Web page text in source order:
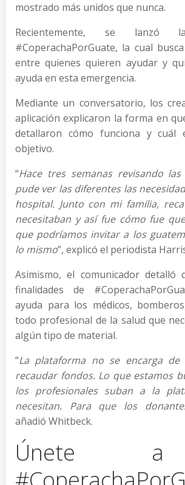
mostrado más unidos que nunca.
Recientemente, se lanzó
#CoperachaPorGuate, la cual
entre quienes quieren ayudar y
ayuda en esta emergencia.
Mediante un conversatorio, los
aplicación explicaron la forma en
detallaron cómo funciona y cuál
objetivo.
“Hace tres semanas revisando las
pude ver las diferentes las
hospital. Junto con mi familia,
necesitaban y así fue cómo fue
que podríamos invitar a los
lo mismo”, explicó el periodista
Asimismo, el comunicador detalló
finalidades de
ayuda para los médicos,
todo profesional de la salud que
algún tipo de material.
“La plataforma no se encarga de
recaudar fondos. Lo que estamos
los profesionales suban a la
necesitan. Para que los
añadió Whitbeck.
Únete